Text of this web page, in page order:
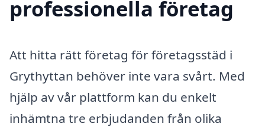
professionella företag
Att hitta rätt företag för företagsstäd i
Grythyttan behöver inte vara svårt. Med
hjälp av vår plattform kan du enkelt
inhämtna tre erbjudanden från olika